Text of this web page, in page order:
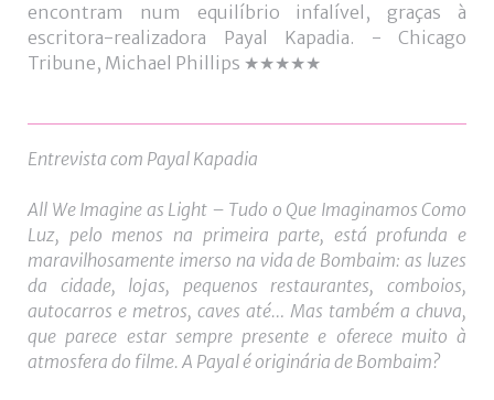
encontram num equilíbrio infalível, graças à
escritora-realizadora Payal Kapadia. - Chicago
Tribune, Michael Phillips ★★★★★
Entrevista com Payal Kapadia
All We Imagine as Light – Tudo o Que Imaginamos Como
Luz, pelo menos na primeira parte, está profunda e
maravilhosamente imerso na vida de Bombaim: as luzes
da cidade, lojas, pequenos restaurantes, comboios,
autocarros e metros, caves até… Mas também a chuva,
que parece estar sempre presente e oferece muito à
atmosfera do filme. A Payal é originária de Bombaim?